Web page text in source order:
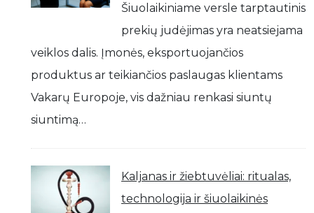
Šiuolaikiniame versle tarptautinis
prekių judėjimas yra neatsiejama
veiklos dalis. Įmonės, eksportuojančios
produktus ar teikiančios paslaugas klientams
Vakarų Europoje, vis dažniau renkasi siuntų
siuntimą…
Kaljanas ir žiebtuvėliai: ritualas,
technologija ir šiuolaikinės